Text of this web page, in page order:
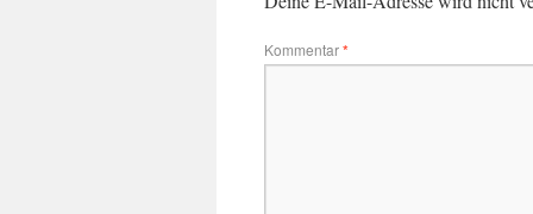
Kommentar*